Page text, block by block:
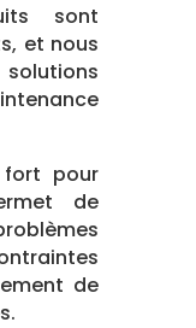
sont
et nous
pour
de
de